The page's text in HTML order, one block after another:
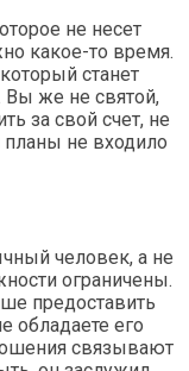
не несет
какое-то время.
станет
Вы же не святой,
за свой счет, не
не входило
человек, а не
ограничены.
предоставить
обладаете его
связывают